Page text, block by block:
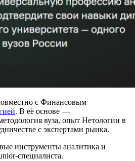
с Финансовым
. В её основе —
вуза, опыт Нетологии в
с экспертами рынка.
инструменты аналитика и
специалиста.